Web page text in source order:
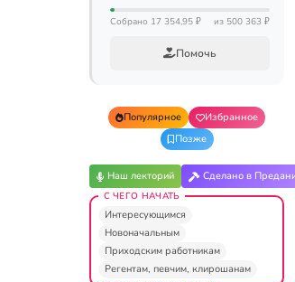
Собрано 17 354,95 ₽ из 500 363 ₽
Помочь
Популярное
Избранное
Позже
Наш лекторий Сделано в
С ЧЕГО НАЧАТЬ
Интересующимся
Новоначальным
Приходским работникам
Регентам, певчим, клирошанам